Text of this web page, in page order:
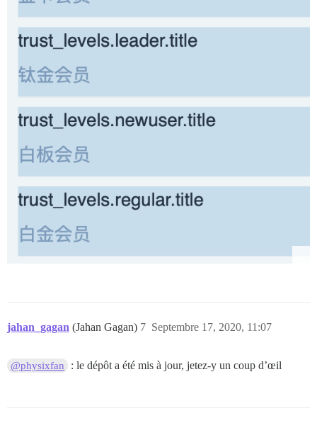
jahan_gagan (Jahan Gagan) Septembre 17, 2020, 11:07
7
@physixfan : le dépôt a été mis à jour, jetez-y un coup d’œil